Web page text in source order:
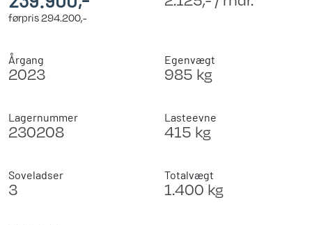
førpris294.200,-
Årgang
2023
Lagernummer
230208
Soveladser
3
Egenvægt
985 kg
Lasteevne
415 kg
Totalvægt
1.400 kg